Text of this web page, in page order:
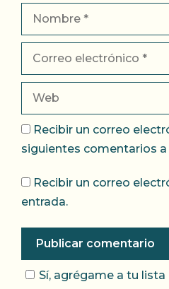
electrónico
Recibir un correo
siguientes comentarios
Recibir un correo
entrada.
Sí, agrégame a tu lista